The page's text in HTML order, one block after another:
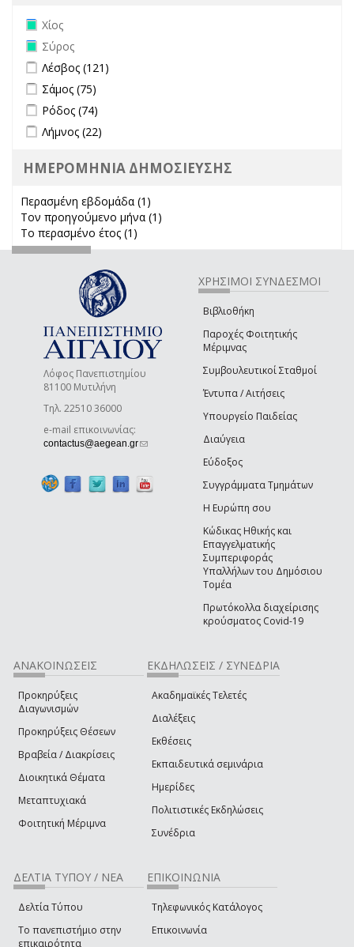
Remove Χίος filter
Χίος
Remove Σύρος filter
Σύρος
Apply Λέσβος filter
Λέσβος (121)
Apply Σάμος filter
Σάμος (75)
Apply Ρόδος filter
Ρόδος (74)
Apply Λήμνος filter
Λήμνος (22)
ΗΜΕΡΟΜΗΝΙΑ ΔΗΜΟΣΙΕΥΣΗΣ
Περασμένη εβδομάδα (1)
Τον προηγούμενο μήνα (1)
Το περασμένο έτος (1)
Λόφος Πανεπιστημίου
81100 Μυτιλήνη
Τηλ. 22510 36000
e-mail επικοινωνίας:
contactus@aegean.gr(link sends e-mail)
ΧΡΗΣΙΜΟΙ ΣΥΝΔΕΣΜΟΙ
Βιβλιοθήκη
Παροχές Φοιτητικής
Μέριμνας
Συμβουλευτικοί Σταθμοί
Έντυπα / Αιτήσεις
Υπουργείο Παιδείας
Διαύγεια
Εύδοξος
Συγγράμματα Τμημάτων
Η Ευρώπη σου
Κώδικας Ηθικής και
Επαγγελματικής
Συμπεριφοράς
Υπαλλήλων του Δημόσιου
Τομέα
Πρωτόκολλα διαχείρισης
κρούσματος Covid-19
ΑΝΑΚΟΙΝΩΣΕΙΣ
Προκηρύξεις
Διαγωνισμών
Προκηρύξεις Θέσεων
Βραβεία / Διακρίσεις
Διοικητικά Θέματα
Μεταπτυχιακά
Φοιτητική Μέριμνα
ΕΚΔΗΛΩΣΕΙΣ / ΣΥΝΕΔΡΙΑ
Ακαδημαϊκές Τελετές
Διαλέξεις
Εκθέσεις
Εκπαιδευτικά σεμινάρια
Ημερίδες
Πολιτιστικές Εκδηλώσεις
Συνέδρια
ΔΕΛΤΙΑ ΤΥΠΟΥ / ΝΕΑ
Δελτία Τύπου
Το πανεπιστήμιο στην
επικαιρότητα
ΕΠΙΚΟΙΝΩΝΙΑ
Τηλεφωνικός Κατάλογος
Επικοινωνία